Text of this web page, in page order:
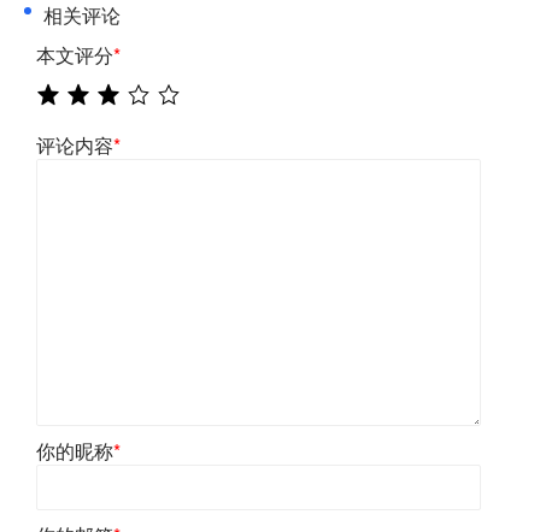
相关评论
本文评分*
评论内容*
你的昵称*